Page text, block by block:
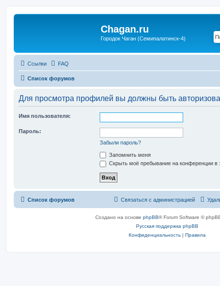
Chagan.ru
Городок Чаган (Семипалатинск-4)
Ссылки FAQ
Список форумов
Для просмотра профилей вы должны быть
Имя пользователя:
Пароль:
Забыли пароль?
Запомнить меня
Скрыть моё пребывание на конференции в
Список форумов Связаться с администрацией
Создано на основе phpBB® Forum Software ©
Русская поддержка phpBB
Конфиденциальность | Правила